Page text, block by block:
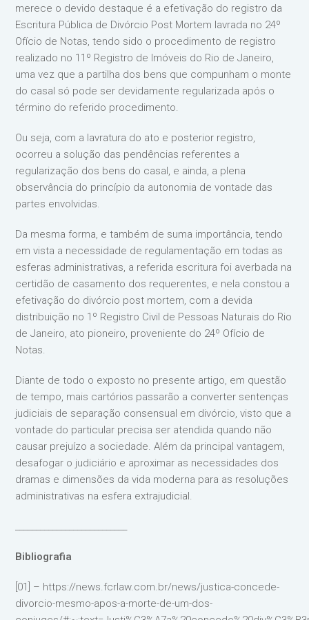
merece o devido destaque é a efetivação do registro da
Escritura Pública de Divórcio Post Mortem lavrada no 24º
Ofício de Notas, tendo sido o procedimento de registro
realizado no 11º Registro de Imóveis do Rio de Janeiro,
uma vez que a partilha dos bens que compunham o monte
do casal só pode ser devidamente regularizada após o
término do referido procedimento.
Ou seja, com a lavratura do ato e posterior registro,
ocorreu a solução das pendências referentes a
regularização dos bens do casal, e ainda, a plena
observância do princípio da autonomia de vontade das
partes envolvidas.
Da mesma forma, e também de suma importância, tendo
em vista a necessidade de regulamentação em todas as
esferas administrativas, a referida escritura foi averbada na
certidão de casamento dos requerentes, e nela constou a
efetivação do divórcio post mortem, com a devida
distribuição no 1º Registro Civil de Pessoas Naturais do Rio
de Janeiro, ato pioneiro, proveniente do 24º Ofício de
Notas.
Diante de todo o exposto no presente artigo, em questão
de tempo, mais cartórios passarão a converter sentenças
judiciais de separação consensual em divórcio, visto que a
vontade do particular precisa ser atendida quando não
causar prejuízo a sociedade. Além da principal vantagem,
desafogar o judiciário e aproximar as necessidades dos
dramas e dimensões da vida moderna para as resoluções
administrativas na esfera extrajudicial.
Bibliografia
[01] – https://news.fcrlaw.com.br/news/justica-concede-
divorcio-mesmo-apos-a-morte-de-um-dos-